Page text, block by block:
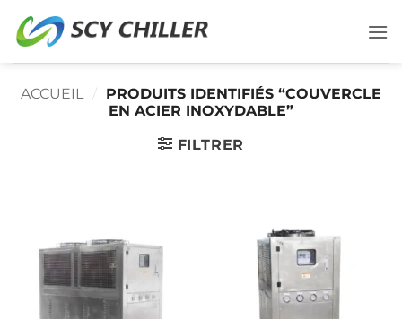
au
ACCUEIL / PRODUITS IDENTIFIÉS “COUVERCLE
EN ACIER INOXYDABLE”
FILTRER